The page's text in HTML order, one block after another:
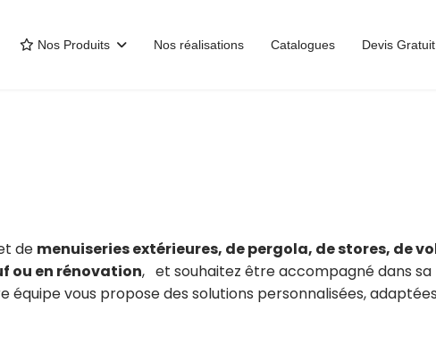
Nos Produits Nos réalisations Catalogues Devis Gratuit